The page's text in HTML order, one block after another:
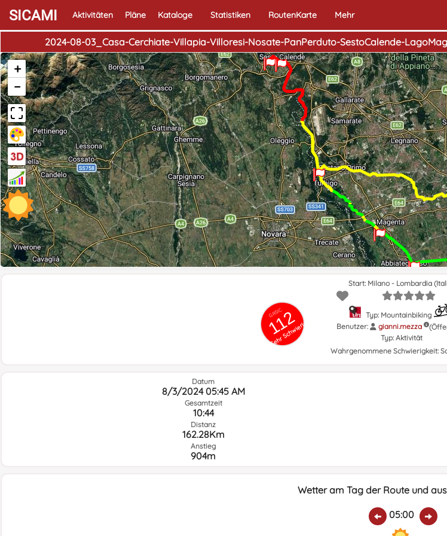
SICAMI Aktivitäten Pläne Kataloge Statistiken RoutenKarte Mehr
2024-08-03_Casa-Cerchiate-Villapia-Villoresi-Nosate-PanPerduto-SestoCalende-
+
−
GRSIC
112
Sehr Schwierig
Start: Milano - Lombardia
Typ: Mountainbiking
Benutzer:
gianni.mezza
Typ: Aktivität
Wahrgenommene Schwierigkeit:
Datum
8/3/2024 05:45 AM
Gesamtzeit
10:44
Distanz
162.28Km
Anstieg
904m
Wetter am Tag der Route und
05:00